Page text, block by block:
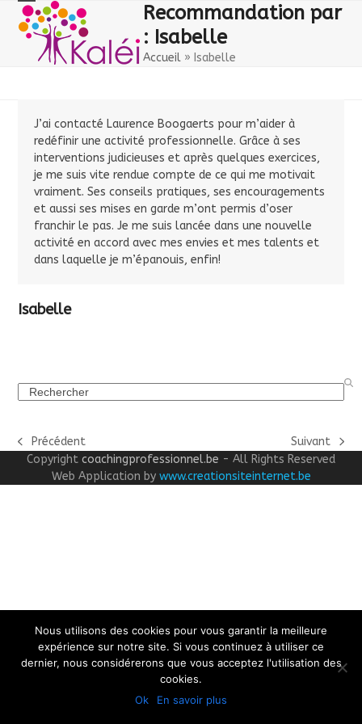
content
Open
mobile
menu
Close
mobile
menu
Recommandation par
: Isabelle
Accueil » Isabelle
J’ai contacté Laurence Boogaerts pour m’aider à
redéfinir une activité professionnelle. Grâce à ses
interventions judicieuses et après quelques exercices,
je me suis vite rendue compte de ce qui me motivait
vraiment. Ses conseils pratiques, ses encouragements
et aussi ses mises en garde m’ont permis d’oser
franchir le pas. Je me suis lancée dans une nouvelle
activité en accord avec mes envies et mes talents et
dans laquelle je m’épanouis, enfin!
Isabelle
Search
previous
post:
Précédent
next
post:
Suivant
Copyright coachingprofessionnel.be - All Rights Reserved
Web Application by www.creationsiteinternet.be
Nous utilisons des cookies pour vous garantir la meilleure
expérience sur notre site. Si vous continuez à utiliser ce
dernier, nous considérerons que vous acceptez l'utilisation des
cookies.
Ok
En savoir plus